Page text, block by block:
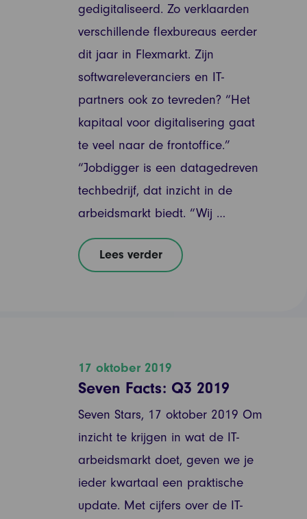
gedigitaliseerd. Zo verklaarden
verschillende flexbureaus eerder
dit jaar in Flexmarkt. Zijn
softwareleveranciers en IT-
partners ook zo tevreden? “Het
kapitaal voor digitalisering gaat
te veel naar de frontoffice.”
“Jobdigger is een datagedreven
techbedrijf, dat inzicht in de
arbeidsmarkt biedt. “Wij …
Lees verder
17 oktober 2019
Seven Facts: Q3 2019
Seven Stars, 17 oktober 2019 Om
inzicht te krijgen in wat de IT-
arbeidsmarkt doet, geven we je
ieder kwartaal een praktische
update. Met cijfers over de IT-